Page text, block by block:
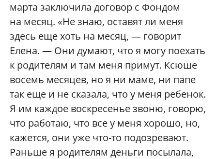
марта заключила договор с Фондом
на месяц. «Не знаю, оставят ли меня
здесь еще хоть на месяц, — говорит
Елена. — Они думают, что я могу поехать
к родителям и там меня примут. Ксюше
восемь месяцев, но я ни маме, ни папе
так еще и не сказала, что у меня ребенок.
Я им каждое воскресенье звоню, говорю,
что работаю, что все у меня хорошо, но,
кажется, они уже что-то подозревают.
Раньше я родителям деньги посылала,